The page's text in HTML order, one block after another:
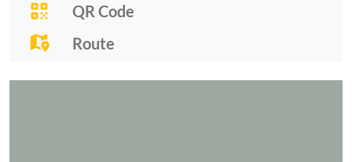
QR Code
Route